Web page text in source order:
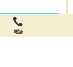
電話